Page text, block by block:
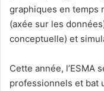
graphiques en temps
(axée sur les
conceptuelle) et
Cette année, l’ESMA
professionnels et bat